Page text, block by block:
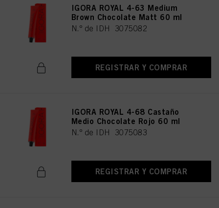
IGORA ROYAL 4-63 Medium
Brown Chocolate Matt 60 ml
N.º de IDH 3075082
REGISTRAR Y COMPRAR
IGORA ROYAL 4-68 Castaño
Medio Chocolate Rojo 60 ml
N.º de IDH 3075083
REGISTRAR Y COMPRAR